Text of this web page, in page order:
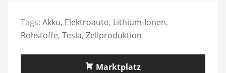
Tags: Akku, Elektroauto, Lithium-Ionen,
Rohstoffe, Tesla, Zellproduktion
Marktplatz